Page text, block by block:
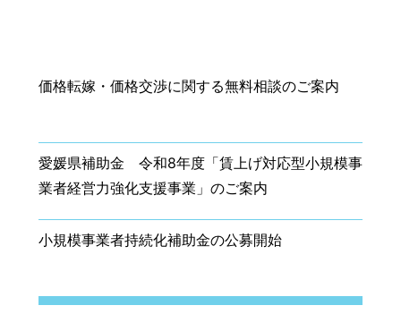
価格転嫁・価格交渉に関する無料相談のご案内
愛媛県補助金 令和8年度「賃上げ対応型小規模事
業者経営力強化支援事業」のご案内
小規模事業者持続化補助金の公募開始